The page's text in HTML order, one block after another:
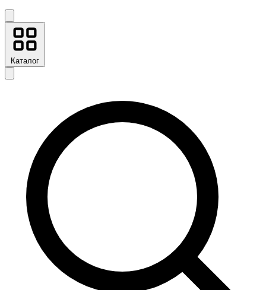
Каталог